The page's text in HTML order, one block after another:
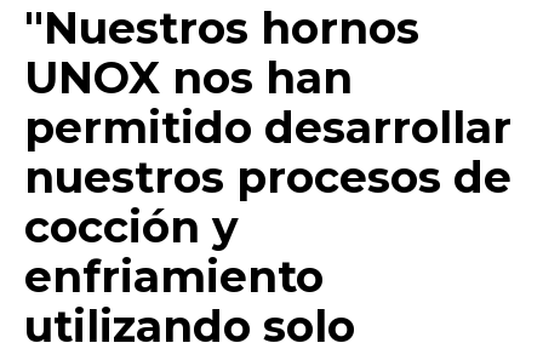
"Nuestros hornos
UNOX nos han
permitido desarrollar
nuestros procesos de
cocción y
enfriamiento
utilizando solo